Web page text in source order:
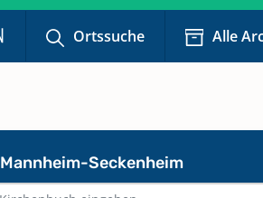
Ortssuche Alle
Mannheim-Seckenheim
Mischbuch 1641,1652,1696 - 1729
[Register in eigenem Band]
Mischbuch Juli 1790 - 1816